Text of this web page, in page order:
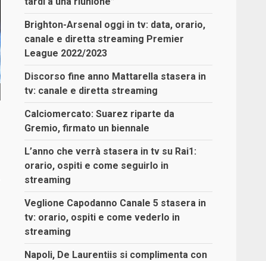
Brighton-Arsenal oggi in tv: data, orario,
canale e diretta streaming Premier
League 2022/2023
Discorso fine anno Mattarella stasera in
tv: canale e diretta streaming
Calciomercato: Suarez riparte da
Gremio, firmato un biennale
L’anno che verrà stasera in tv su Rai1:
orario, ospiti e come seguirlo in
streaming
Veglione Capodanno Canale 5 stasera in
tv: orario, ospiti e come vederlo in
streaming
Napoli, De Laurentiis si complimenta con